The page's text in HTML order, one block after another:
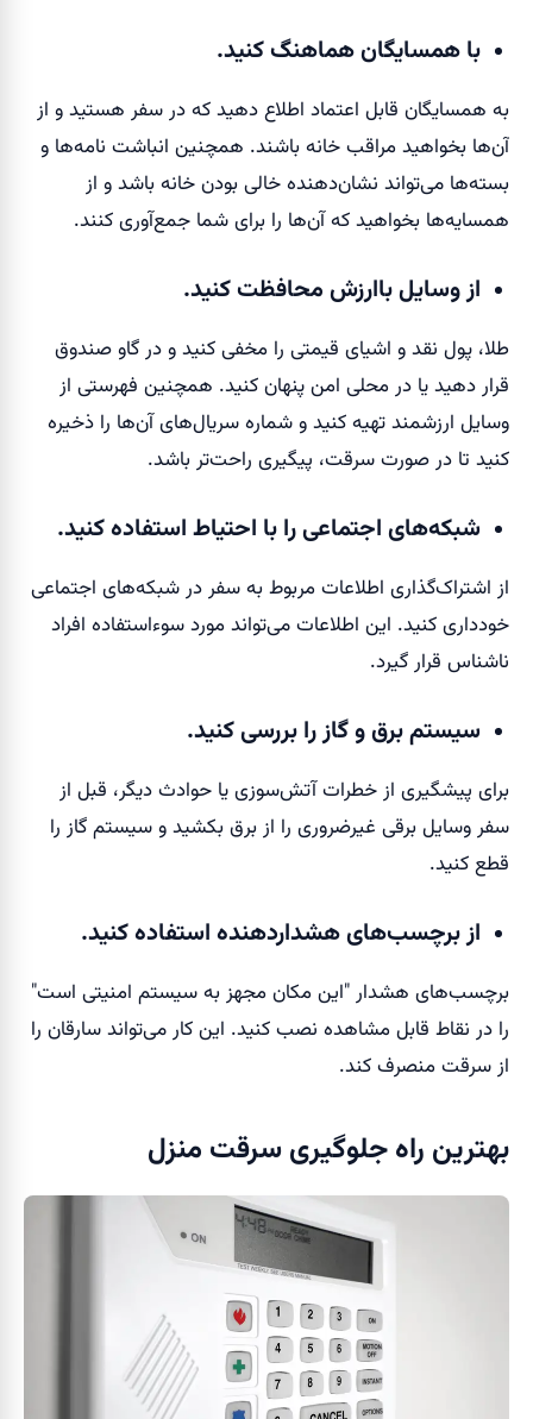
با همسایگان هماهنگ کنید.
به همسایگان قابل اعتماد اطلاع دهید که در سفر هستید و از
آن‌ها بخواهید مراقب خانه باشند. همچنین انباشت نامه‌ها و
بسته‌ها می‌تواند نشان‌دهنده خالی بودن خانه باشد و از
همسایه‌ها بخواهید که آن‌ها را برای شما جمع‌آوری کنند.
از وسایل باارزش محافظت کنید.
طلا، پول نقد و اشیای قیمتی را مخفی کنید و در گاو صندوق
قرار دهید یا در محلی امن پنهان کنید. همچنین فهرستی از
وسایل ارزشمند تهیه کنید و شماره سریال‌های آن‌ها را ذخیره
کنید تا در صورت سرقت، پیگیری راحت‌تر باشد.
شبکه‌های اجتماعی را با احتیاط استفاده کنید.
از اشتراک‌گذاری اطلاعات مربوط به سفر در شبکه‌های اجتماعی
خودداری کنید. این اطلاعات می‌تواند مورد سوءاستفاده افراد
ناشناس قرار گیرد.
سیستم برق و گاز را بررسی کنید.
برای پیشگیری از خطرات آتش‌سوزی یا حوادث دیگر، قبل از
سفر وسایل برقی غیرضروری را از برق بکشید و سیستم گاز را
قطع کنید.
از برچسب‌های هشداردهنده استفاده کنید.
برچسب‌های هشدار "این مکان مجهز به سیستم امنیتی است"
را در نقاط قابل مشاهده نصب کنید. این کار می‌تواند سارقان را
از سرقت منصرف کند.
بهترین راه جلوگیری سرقت منزل